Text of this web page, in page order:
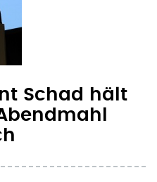
Schad hält